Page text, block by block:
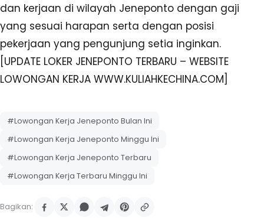
dan kerjaan di wilayah Jeneponto dengan gaji
yang sesuai harapan serta dengan posisi
pekerjaan yang pengunjung setia inginkan.
[UPDATE LOKER JENEPONTO TERBARU – WEBSITE
LOWONGAN KERJA WWW.KULIAHKECHINA.COM]
#Lowongan Kerja Jeneponto Bulan Ini
#Lowongan Kerja Jeneponto Minggu Ini
#Lowongan Kerja Jeneponto Terbaru
#Lowongan Kerja Terbaru Minggu Ini
Bagikan: